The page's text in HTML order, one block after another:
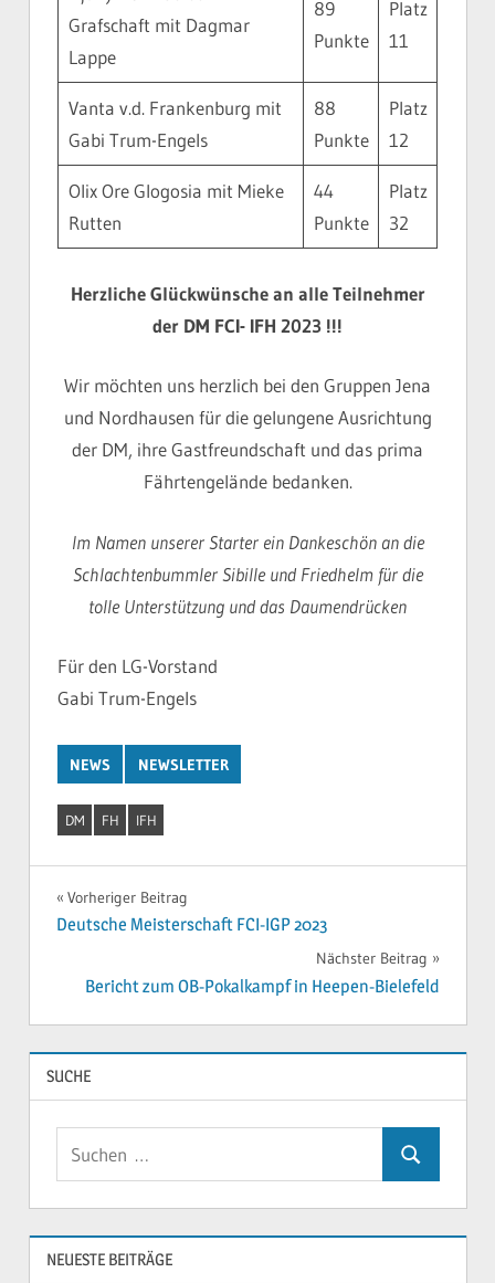
Grafschaft mit Dagmar
Lappe
89
Punkte
Platz
11
Vanta v.d. Frankenburg mit
Gabi Trum-Engels
88
Punkte
Platz
12
Olix Ore Glogosia mit Mieke
Rutten
44
Punkte
Platz
32
Herzliche Glückwünsche an alle Teilnehmer
der DM FCI- IFH 2023 !!!
Wir möchten uns herzlich bei den Gruppen Jena
und Nordhausen für die gelungene Ausrichtung
der DM, ihre Gastfreundschaft und das prima
Fährtengelände bedanken.
Im Namen unserer Starter ein Dankeschön an die
Schlachtenbummler Sibille und Friedhelm für die
tolle Unterstützung und das Daumendrücken
Für den LG-Vorstand
Gabi Trum-Engels
NEWS NEWSLETTER
DM FH IFH
Beitragsnavigation
Vorheriger Beitrag
Deutsche Meisterschaft FCI-IGP 2023
Nächster Beitrag
Bericht zum OB-Pokalkampf in Heepen-Bielefeld
SUCHE
Suchen
NEUESTE BEITRÄGE